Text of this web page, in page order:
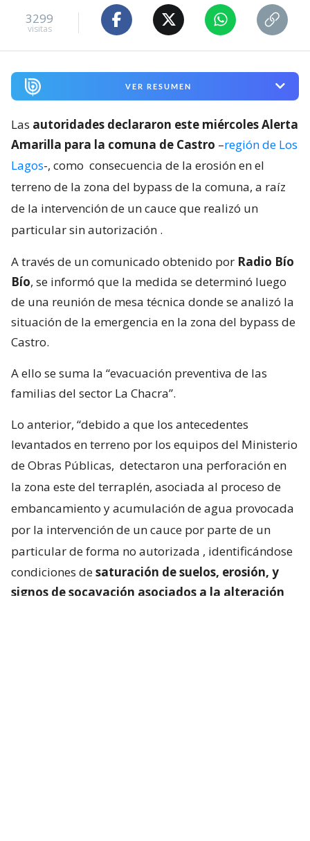
3299
visitas
VER RESUMEN
Las autoridades declararon este miércoles Alerta
Amarilla para la comuna de Castro –región de Los
Lagos-, como consecuencia de la erosión en el
terreno de la zona del bypass de la comuna, a raíz
de la intervención de un cauce que realizó un
particular sin autorización .
A través de un comunicado obtenido por Radio Bío
Bío, se informó que la medida se determinó luego
de una reunión de mesa técnica donde se analizó la
situación de la emergencia en la zona del bypass de
Castro.
A ello se suma la “evacuación preventiva de las
familias del sector La Chacra”.
Lo anterior, “debido a que los antecedentes
levantados en terreno por los equipos del Ministerio
de Obras Públicas, detectaron una perforación en
la zona este del terraplén, asociada al proceso de
embancamiento y acumulación de agua provocada
por la intervención de un cauce por parte de un
particular de forma no autorizada , identificándose
condiciones desaturación de suelos, erosión, y
signos de socavación asociados a la alteración